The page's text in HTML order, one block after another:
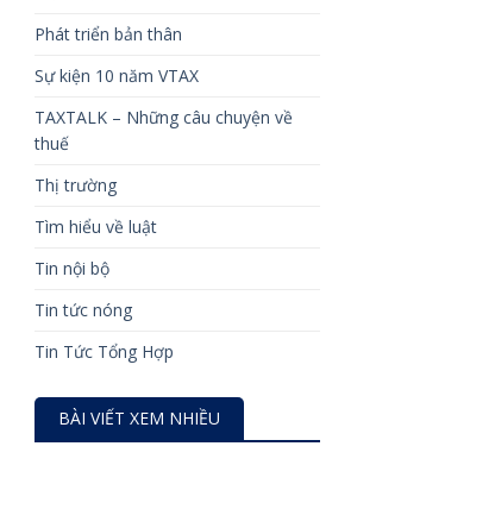
Phát triển bản thân
Sự kiện 10 năm VTAX
TAXTALK – Những câu chuyện về
thuế
Thị trường
Tìm hiểu về luật
Tin nội bộ
Tin tức nóng
Tin Tức Tổng Hợp
BÀI VIẾT XEM NHIỀU